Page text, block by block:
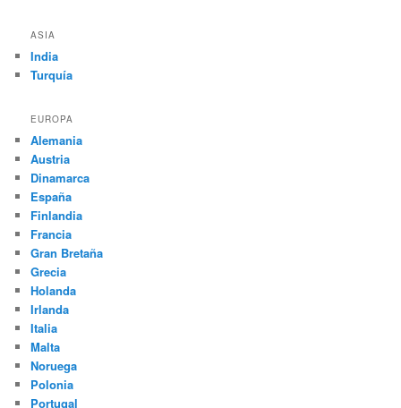
ASIA
India
Turquía
EUROPA
Alemania
Austria
Dinamarca
España
Finlandia
Francia
Gran Bretaña
Grecia
Holanda
Irlanda
Italia
Malta
Noruega
Polonia
Portugal